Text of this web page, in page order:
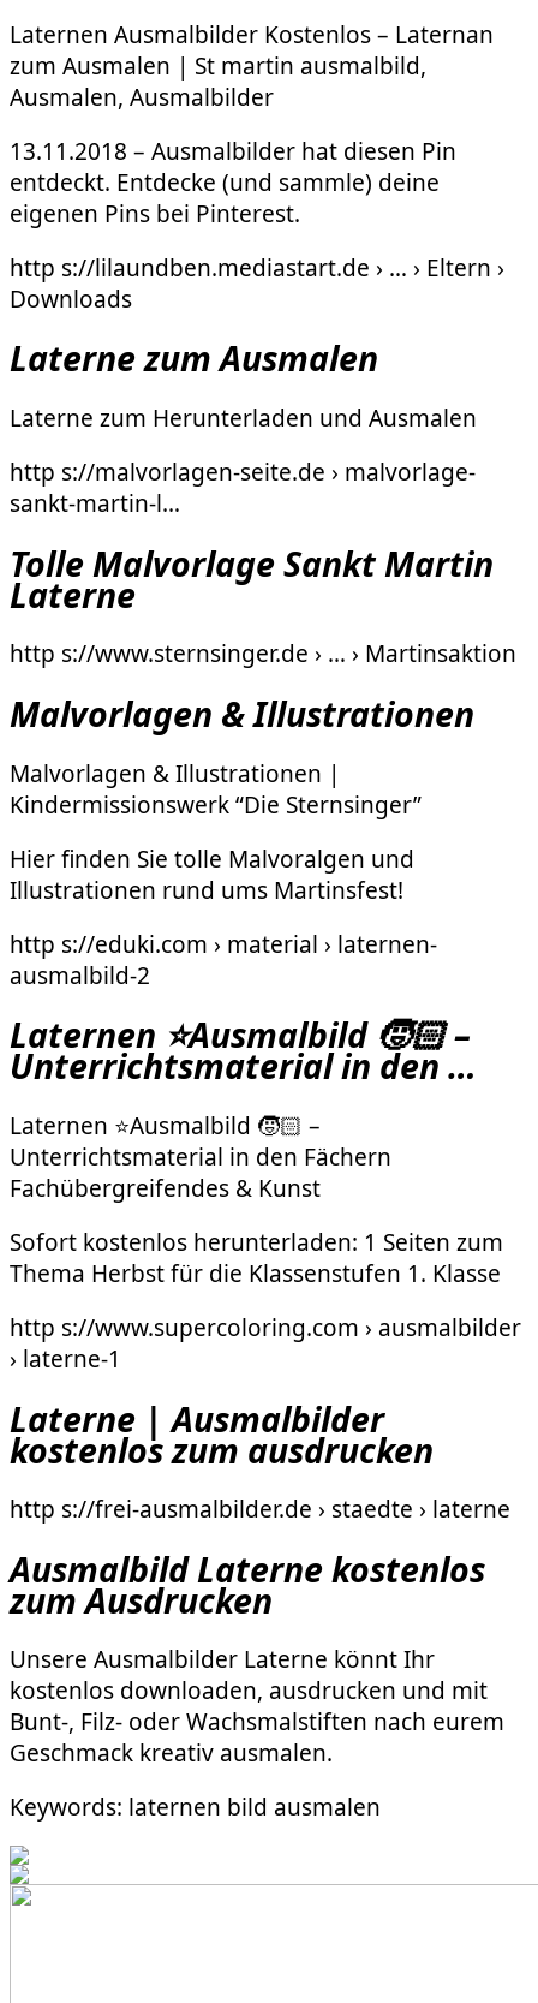
Laternen Ausmalbilder Kostenlos – Laternan
zum Ausmalen | St martin ausmalbild,
Ausmalen, Ausmalbilder
13.11.2018 – Ausmalbilder hat diesen Pin
entdeckt. Entdecke (und sammle) deine
eigenen Pins bei Pinterest.
http s://lilaundben.mediastart.de › … › Eltern ›
Downloads
Laterne zum Ausmalen
Laterne zum Herunterladen und Ausmalen
http s://malvorlagen-seite.de › malvorlage-
sankt-martin-l…
Tolle Malvorlage Sankt Martin
Laterne
http s://www.sternsinger.de › … › Martinsaktion
Malvorlagen & Illustrationen
Malvorlagen & Illustrationen |
Kindermissionswerk “Die Sternsinger”
Hier finden Sie tolle Malvoralgen und
Illustrationen rund ums Martinsfest!
http s://eduki.com › material › laternen-
ausmalbild-2
Laternen ⭐️Ausmalbild 🧒🏻 –
Unterrichtsmaterial in den …
Laternen ⭐️Ausmalbild 🧒🏻 –
Unterrichtsmaterial in den Fächern
Fachübergreifendes & Kunst
Sofort kostenlos herunterladen: 1 Seiten zum
Thema Herbst für die Klassenstufen 1. Klasse
http s://www.supercoloring.com › ausmalbilder
› laterne-1
Laterne | Ausmalbilder
kostenlos zum ausdrucken
http s://frei-ausmalbilder.de › staedte › laterne
Ausmalbild Laterne kostenlos
zum Ausdrucken
Unsere Ausmalbilder Laterne könnt Ihr
kostenlos downloaden, ausdrucken und mit
Bunt-, Filz- oder Wachsmalstiften nach eurem
Geschmack kreativ ausmalen.
Keywords: laternen bild ausmalen